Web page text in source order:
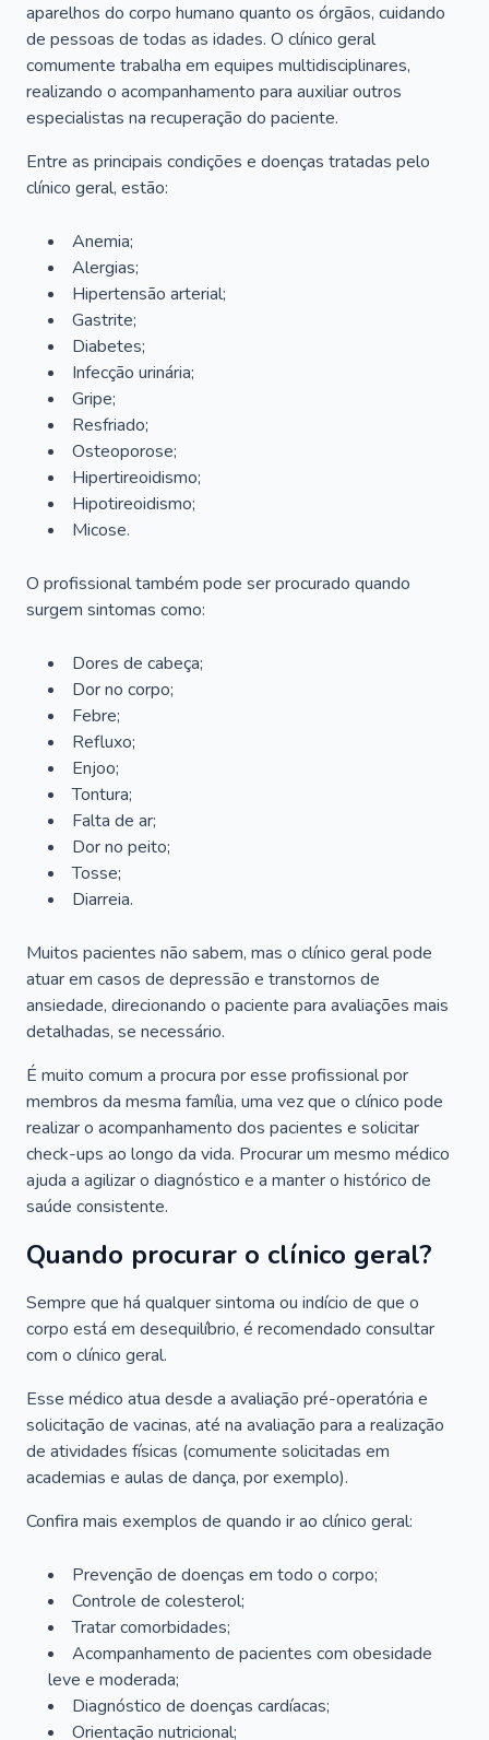
aparelhos do corpo humano quanto os órgãos, cuidando
de pessoas de todas as idades. O clínico geral
comumente trabalha em equipes multidisciplinares,
realizando o acompanhamento para auxiliar outros
especialistas na recuperação do paciente.
Entre as principais condições e doenças tratadas pelo
clínico geral, estão:
Anemia;
Alergias;
Hipertensão arterial;
Gastrite;
Diabetes;
Infecção urinária;
Gripe;
Resfriado;
Osteoporose;
Hipertireoidismo;
Hipotireoidismo;
Micose.
O profissional também pode ser procurado quando
surgem sintomas como:
Dores de cabeça;
Dor no corpo;
Febre;
Refluxo;
Enjoo;
Tontura;
Falta de ar;
Dor no peito;
Tosse;
Diarreia.
Muitos pacientes não sabem, mas o clínico geral pode
atuar em casos de depressão e transtornos de
ansiedade, direcionando o paciente para avaliações mais
detalhadas, se necessário.
É muito comum a procura por esse profissional por
membros da mesma família, uma vez que o clínico pode
realizar o acompanhamento dos pacientes e solicitar
check-ups ao longo da vida. Procurar um mesmo médico
ajuda a agilizar o diagnóstico e a manter o histórico de
saúde consistente.
Quando procurar o clínico geral?
Sempre que há qualquer sintoma ou indício de que o
corpo está em desequilíbrio, é recomendado consultar
com o clínico geral.
Esse médico atua desde a avaliação pré-operatória e
solicitação de vacinas, até na avaliação para a realização
de atividades físicas (comumente solicitadas em
academias e aulas de dança, por exemplo).
Confira mais exemplos de quando ir ao clínico geral:
Prevenção de doenças em todo o corpo;
Controle de colesterol;
Tratar comorbidades;
Acompanhamento de pacientes com obesidade
leve e moderada;
Diagnóstico de doenças cardíacas;
Orientação nutricional;